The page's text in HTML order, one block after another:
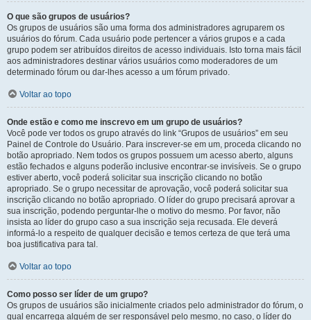
O que são grupos de usuários?
Os grupos de usuários são uma forma dos administradores agruparem os
usuários do fórum. Cada usuário pode pertencer a vários grupos e a cada
grupo podem ser atribuídos direitos de acesso individuais. Isto torna mais fácil
aos administradores destinar vários usuários como moderadores de um
determinado fórum ou dar-lhes acesso a um fórum privado.
Voltar ao topo
Onde estão e como me inscrevo em um grupo de usuários?
Você pode ver todos os grupo através do link “Grupos de usuários” em seu
Painel de Controle do Usuário. Para inscrever-se em um, proceda clicando no
botão apropriado. Nem todos os grupos possuem um acesso aberto, alguns
estão fechados e alguns poderão inclusive encontrar-se invisíveis. Se o grupo
estiver aberto, você poderá solicitar sua inscrição clicando no botão
apropriado. Se o grupo necessitar de aprovação, você poderá solicitar sua
inscrição clicando no botão apropriado. O líder do grupo precisará aprovar a
sua inscrição, podendo perguntar-lhe o motivo do mesmo. Por favor, não
insista ao líder do grupo caso a sua inscrição seja recusada. Ele deverá
informá-lo a respeito de qualquer decisão e temos certeza de que terá uma
boa justificativa para tal.
Voltar ao topo
Como posso ser líder de um grupo?
Os grupos de usuários são inicialmente criados pelo administrador do fórum, o
qual encarrega alguém de ser responsável pelo mesmo, no caso, o líder do